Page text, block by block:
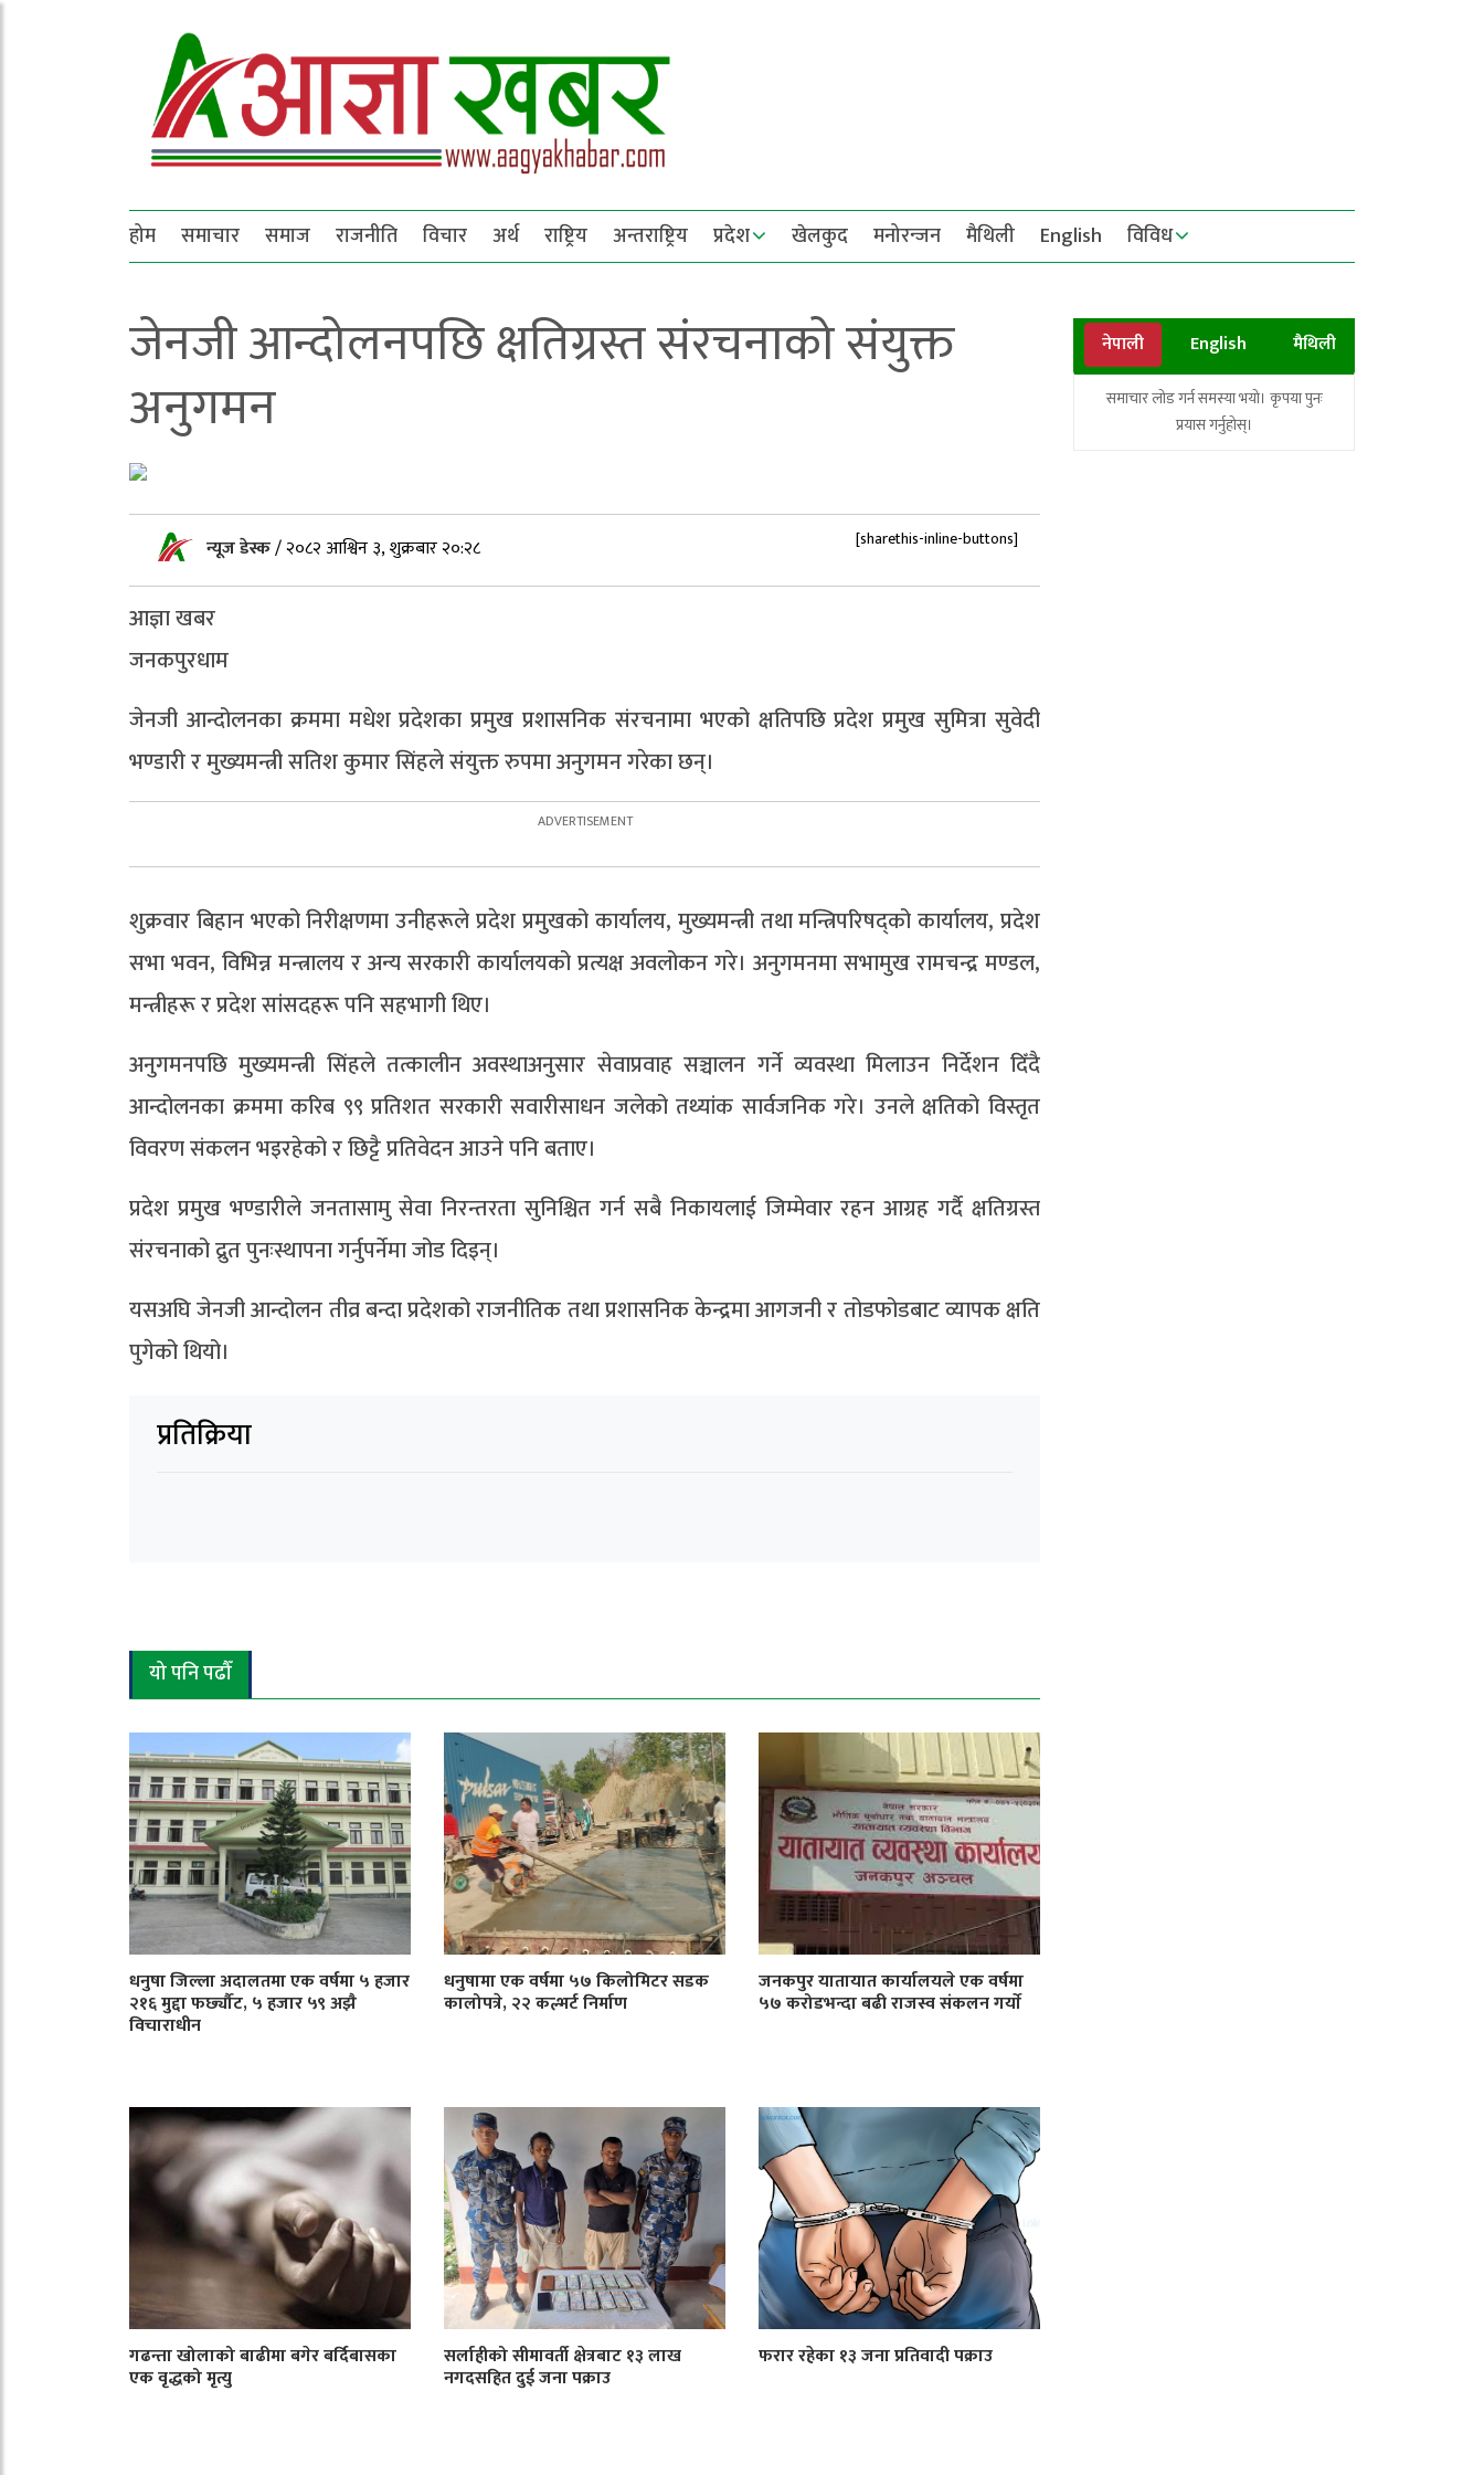
होम समाचार समाज राजनीति विचार अर्थ राष्ट्रिय अन्तराष्ट्रिय प्रदेश खेलकुद मनोरन्जन मैथिली English विविध
जेनजी आन्दोलनपछि क्षतिग्रस्त संरचनाको संयुक्त
अनुगमन
न्यूज डेस्क/२०८२ आश्विन ३, शुक्रबार २०:२८ [sharethis-inline-buttons]
आज्ञा खबर
जनकपुरधाम
जेनजी आन्दोलनका क्रममा मधेश प्रदेशका प्रमुख प्रशासनिक संरचनामा भएको क्षतिपछि प्रदेश प्रमुख सुमित्रा सुवेदी
भण्डारी र मुख्यमन्त्री सतिश कुमार सिंहले संयुक्त रुपमा अनुगमन गरेका छन्।
शुक्रवार बिहान भएको निरीक्षणमा उनीहरूले प्रदेश प्रमुखको कार्यालय, मुख्यमन्त्री तथा मन्त्रिपरिषद्को कार्यालय, प्रदेश
सभा भवन, विभिन्न मन्त्रालय र अन्य सरकारी कार्यालयको प्रत्यक्ष अवलोकन गरे। अनुगमनमा सभामुख रामचन्द्र मण्डल,
मन्त्रीहरू र प्रदेश सांसदहरू पनि सहभागी थिए।
अनुगमनपछि मुख्यमन्त्री सिंहले तत्कालीन अवस्थाअनुसार सेवाप्रवाह सञ्चालन गर्ने व्यवस्था मिलाउन निर्देशन दिँदै
आन्दोलनका क्रममा करिब ९९ प्रतिशत सरकारी सवारीसाधन जलेको तथ्यांक सार्वजनिक गरे। उनले क्षतिको विस्तृत
विवरण संकलन भइरहेको र छिट्टै प्रतिवेदन आउने पनि बताए।
प्रदेश प्रमुख भण्डारीले जनतासामु सेवा निरन्तरता सुनिश्चित गर्न सबै निकायलाई जिम्मेवार रहन आग्रह गर्दै क्षतिग्रस्त
संरचनाको द्रुत पुनःस्थापना गर्नुपर्नेमा जोड दिइन्।
यसअघि जेनजी आन्दोलन तीव्र बन्दा प्रदेशको राजनीतिक तथा प्रशासनिक केन्द्रमा आगजनी र तोडफोडबाट व्यापक क्षति
पुगेको थियो।
प्रतिक्रिया
नेपाली English मैथिली
समाचार लोड गर्न समस्या भयो। कृपया पुनः
प्रयास गर्नुहोस्।
यो पनि पढौँ
धनुषा जिल्ला अदालतमा एक वर्षमा ५ हजार
२१६ मुद्दा फर्छ्यौट, ५ हजार ५९ अझै
विचाराधीन
धनुषामा एक वर्षमा ५७ किलोमिटर सडक
कालोपत्रे, २२ कल्भर्ट निर्माण
जनकपुर यातायात कार्यालयले एक वर्षमा
५७ करोडभन्दा बढी राजस्व संकलन गर्याे
गढन्ता खोलाको बाढीमा बगेर बर्दिबासका
एक वृद्धको मृत्यु
सर्लाहीको सीमावर्ती क्षेत्रबाट १३ लाख
नगदसहित दुई जना पक्राउ
फरार रहेका १३ जना प्रतिवादी पक्राउ